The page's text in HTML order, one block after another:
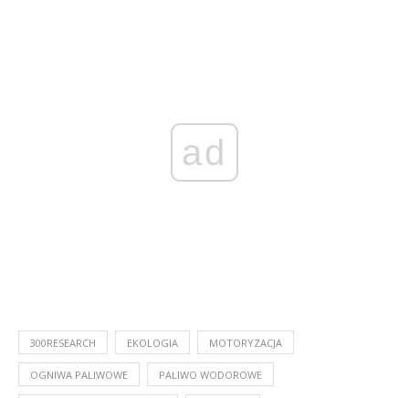
ad
300RESEARCH EKOLOGIA MOTORYZACJA
OGNIWA PALIWOWE PALIWO WODOROWE